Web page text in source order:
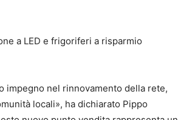
a LED e frigoriferi a risparmio
impegno nel rinnovamento della rete,
locali», ha dichiarato Pippo